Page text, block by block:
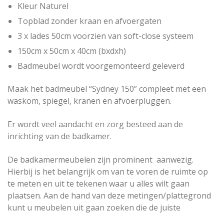
Kleur Naturel
Topblad zonder kraan en afvoergaten
3 x lades 50cm voorzien van soft-close systeem
150cm x 50cm x 40cm (bxdxh)
Badmeubel wordt voorgemonteerd geleverd
Maak het badmeubel “Sydney 150” compleet met een
waskom, spiegel, kranen en afvoerpluggen.
Er wordt veel aandacht en zorg besteed aan de
inrichting van de badkamer.
De badkamermeubelen zijn prominent aanwezig.
Hierbij is het belangrijk om van te voren de ruimte op
te meten en uit te tekenen waar u alles wilt gaan
plaatsen. Aan de hand van deze metingen/plattegrond
kunt u meubelen uit gaan zoeken die de juiste